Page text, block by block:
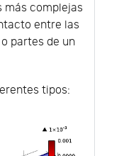
más complejas
entre las
partes de un
tipos: